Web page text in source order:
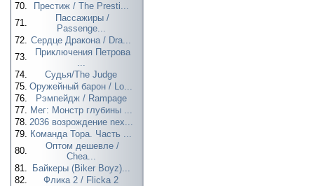
70.
Престиж / The Presti...
71.
Пассажиры /
Passenge...
72. Сердце Дракона / Dra...
73.
Приключения Петрова
...
74.
Судья/The Judge
75. Оружейный барон / Lo...
76.
Рэмпейдж / Rampage
77. Мег: Монстр глубины ...
78. 2036 возрождение nex...
79. Команда Тора. Часть ...
80.
Оптом дешевле /
Chea...
81.
Байкеры (Biker Boyz)...
82.
Флика 2 / Flicka 2